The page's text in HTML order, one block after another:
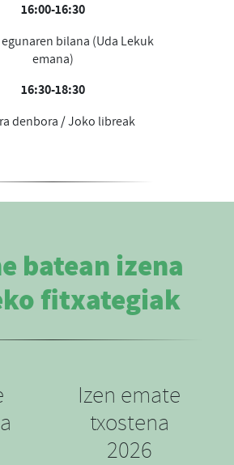
16:00-16:30
bilana (Uda Lekuk
emana)
16:30-18:30
denbora / Joko libreak
batean izena
fitxategiak
Izen emate
txostena
2026